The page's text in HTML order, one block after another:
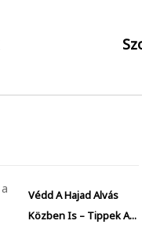
Védd A Hajad Alvás
Közben Is – Tippek A...